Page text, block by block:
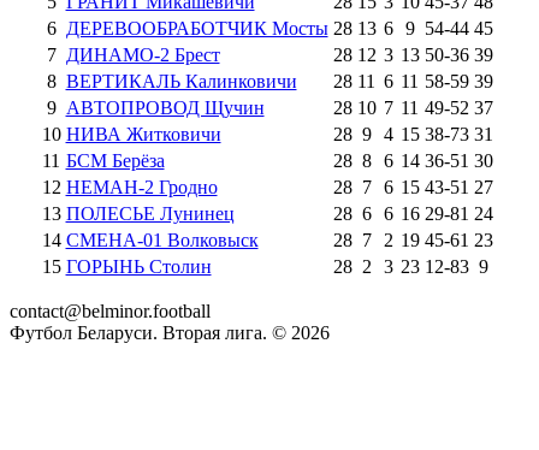
6 ДЕРЕВООБРАБОТЧИК Мосты 28 13 6 9 54-44 45
7 ДИНАМО-2 Брест 28 12 3 13 50-36 39
8 ВЕРТИКАЛЬ Калинковичи 28 11 6 11 58-59 39
9 АВТОПРОВОД Щучин 28 10 7 11 49-52 37
10 НИВА Житковичи 28 9 4 15 38-73 31
11 БСМ Берёза 28 8 6 14 36-51 30
12 НЕМАН-2 Гродно 28 7 6 15 43-51 27
13 ПОЛЕСЬЕ Лунинец 28 6 6 16 29-81 24
14 СМЕНА-01 Волковыск 28 7 2 19 45-61 23
15 ГОРЫНЬ Столин 28 2 3 23 12-83 9
contact@belminor.football
Футбол Беларуси. Вторая лига. © 2026